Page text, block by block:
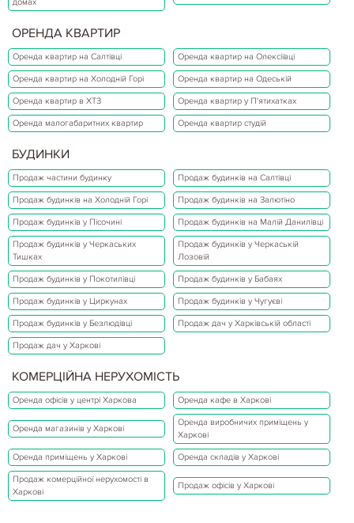
ОРЕНДА КВАРТИР
Оренда квартир на Салтівці Оренда квартир на Олексіївці
Оренда квартир на Холодній Горі Оренда квартир на Одеській
Оренда квартир в ХТЗ Оренда квартир у П'ятихатках
Оренда малогабаритних квартир Оренда квартир студій
БУДИНКИ
Продаж частини будинку Продаж будинків на Салтівці
Продаж будинків на Холодній Горі Продаж будинків на Залютіно
Продаж будинків у Пісочині Продаж будинків на Малій Данилівці
Продаж будинків у Черкаських
Тишках
Продаж будинків у Черкаській
Лозовій
Продаж будинків у Покотилівці Продаж будинків у Бабаях
Продаж будинків у Циркунах Продаж будинків у Чугуєві
Продаж будинків у Безлюдівці Продаж дач у Харківській області
Продаж дач у Харкові
КОМЕРЦІЙНА НЕРУХОМІСТЬ
Оренда офісів у центрі Харкова Оренда кафе в Харкові
Оренда магазинів у Харкові
Оренда виробничих приміщень у
Харкові
Оренда приміщень у Харкові Оренда складів у Харкові
Продаж комерційної нерухомості в
Харкові
Продаж офісів у Харкові